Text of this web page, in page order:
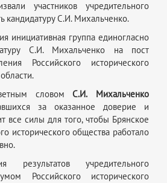
участников учредительного
кандидатуру С.И. Михальченко.
инициативная группа единогласно
С.И. Михальченко на пост
Российского исторического
словомС.И.
Михальченко
за оказанное доверие и
все силы для того, чтобы Брянское
исторического общества работало
результатов учредительного
Российского исторического